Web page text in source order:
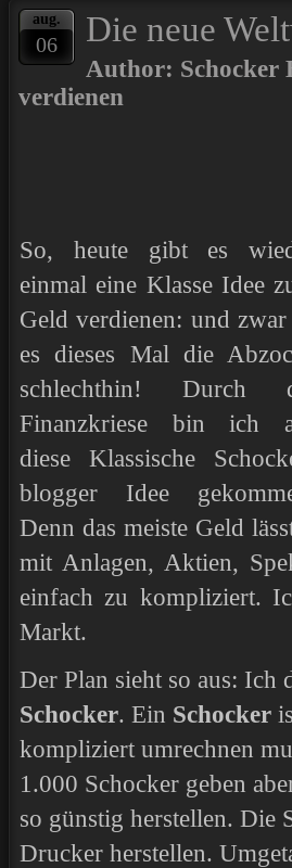
aug.
06 Die neue
Author:
verdienen
So, heute gibt es
einmal eine Klasse Idee
Geld verdienen: und
es dieses Mal die
schlechthin! Durch
Finanzkriese bin ich
diese Klassische
blogger Idee
Denn das meiste Geld
mit Anlagen, Aktien,
einfach zu kompliziert.
Markt.
Der Plan sieht so aus: Ich
Schocker. Ein Schocker
kompliziert umrechnen
1.000 Schocker geben
so günstig herstellen. Die
Drucker herstellen.